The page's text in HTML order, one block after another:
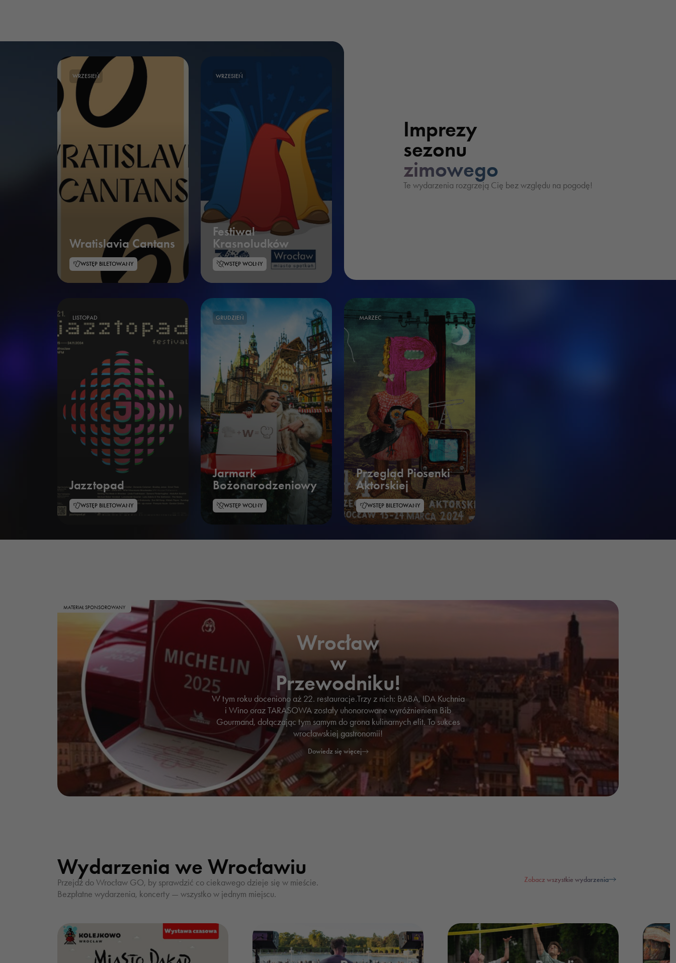
WRZESIEŃ
Wratislavia Cantans
WSTĘP BILETOWANY
WRZESIEŃ
Festiwal
Krasnoludków
WSTĘP WOLNY
Imprezy
sezonu
zimowego
Te wydarzenia rozgrzeją Cię bez względu na pogodę!
LISTOPAD
Jazztopad
WSTĘP BILETOWANY
GRUDZIEŃ
Jarmark
Bożonarodzeniowy
WSTĘP WOLNY
MARZEC
Przegląd Piosenki
Aktorskiej
WSTĘP BILETOWANY
Wrocław
w
Przewodniku!
W tym roku doceniono aż 22. restauracje.Trzy z nich: BABA, IDA Kuchnia
i Wino oraz TARASOWA zostały uhonorowane wyróżnieniem Bib
Gourmand, dołączając tym samym do grona kulinarnych elit. To sukces
wrocławskiej gastronomii!
Dowiedz się więcej
MATERIAŁ SPONSOROWANY
Wydarzenia we Wrocławiu
Przejdź do Wrocław GO, by sprawdzić co ciekawego dzieje się w mieście.
Bezpłatne wydarzenia, koncerty — wszystko w jednym miejscu.
Zobacz wszystkie wydarzenia
one potrzebne
do
funkcjonowania
strony
internetowej.
Statystyka
Abyśmy mogli
poprawić
i strukturę
internetowej,
najlepiej podczas
twojego przejścia
na nią. Jeśli